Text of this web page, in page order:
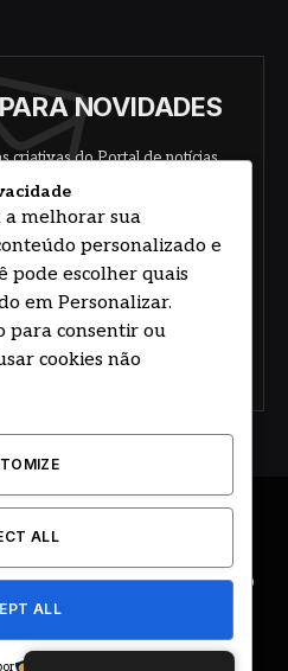
NOVIDADES
criativas do Portal de notícias
e negócios.
termos e acordo de
HOSTING PRIME BRASIL
CIDADE E REGIÃO
EVENTOS
a melhorar sua
personalizado e
pode escolher quais
em Personalizar.
para consentir ou
cookies não
ALL
ALL